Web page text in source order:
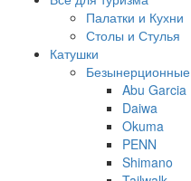
Палатки и Кухни
Столы и Стулья
Катушки
Безынерционные
Abu Garcia
Daiwa
Okuma
PENN
Shimano